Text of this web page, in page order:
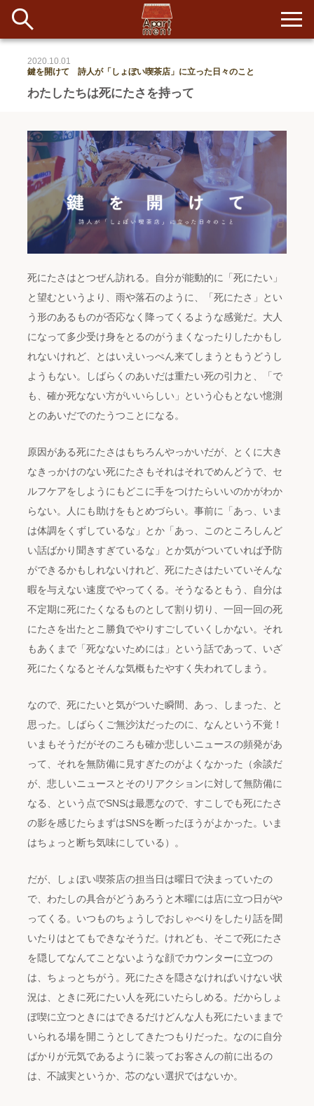
#アイデア #イベント #インド #エッセイ #ボツ
#マルシェ
#旅
#日記 #留学 #音楽
イベント&ショップ
長期滞在者&more
アパートメントについて
寄付について
新着
配信
入居者一覧
わたしたちは死にたさを持って
2020.10.01
鍵を開けて 詩人が「しょぼい喫茶店」に立った日々のこと
死にたさはとつぜん訪れる。自分が能動的に「死にたい」
と望むというより、雨や落石のように、「死にたさ」とい
う形のあるものが否応なく降ってくるような感覚だ。大人
になって多少受け身をとるのがうまくなったりしたかもし
れないけれど、とはいえいっぺん来てしまうともうどうし
ようもない。しばらくのあいだは重たい死の引力と、「で
も、確か死なない方がいいらしい」という心もとない憶測
とのあいだでのたうつことになる。
原因がある死にたさはもちろんやっかいだが、とくに大き
なきっかけのない死にたさもそれはそれでめんどうで、セ
ルフケアをしようにもどこに手をつけたらいいのかがわか
らない。人にも助けをもとめづらい。事前に「あっ、いま
は体調をくずしているな」とか「あっ、このところしんど
い話ばかり聞きすぎているな」とか気がついていれば予防
ができるかもしれないけれど、死にたさはたいていそんな
暇を与えない速度でやってくる。そうなるともう、自分は
不定期に死にたくなるものとして割り切り、一回一回の死
にたさを出たとこ勝負でやりすごしていくしかない。それ
もあくまで「死なないためには」という話であって、いざ
死にたくなるとそんな気概もたやすく失われてしまう。
なので、死にたいと気がついた瞬間、あっ、しまった、と
思った。しばらくご無沙汰だったのに、なんという不覚！
いまもそうだがそのころも確か悲しいニュースの頻発があ
って、それを無防備に見すぎたのがよくなかった（余談だ
が、悲しいニュースとそのリアクションに対して無防備に
なる、という点でSNSは最悪なので、すこしでも死にたさ
の影を感じたらまずはSNSを断ったほうがよかった。いま
はちょっと断ち気味にしている）。
だが、しょぼい喫茶店の担当日は曜日で決まっていたの
で、わたしの具合がどうあろうと木曜には店に立つ日がや
ってくる。いつものちょうしでおしゃべりをしたり話を聞
いたりはとてもできなそうだ。けれども、そこで死にたさ
を隠してなんてことないような顔でカウンターに立つの
は、ちょっとちがう。死にたさを隠さなければいけない状
況は、ときに死にたい人を死にいたらしめる。だからしょ
ぼ喫に立つときにはできるだけどんな人も死にたいままで
いられる場を開こうとしてきたつもりだった。なのに自分
ばかりが元気であるように装ってお客さんの前に出るの
は、不誠実というか、芯のない選択ではないか。